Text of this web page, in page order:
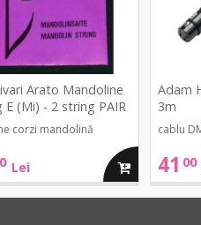
Arato Mandoline
E (Mi) - 2 string PAIR
corzi mandolină
Lei adauga
Adam
3m
cablu
41 00